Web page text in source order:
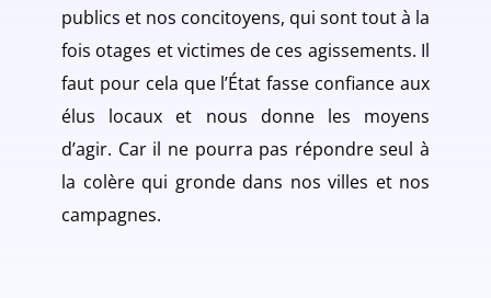
publics et nos concitoyens, qui sont tout à la
fois otages et victimes de ces agissements. Il
faut pour cela que l’État fasse confiance aux
élus locaux et nous donne les moyens
d’agir. Car il ne pourra pas répondre seul à
la colère qui gronde dans nos villes et nos
campagnes.